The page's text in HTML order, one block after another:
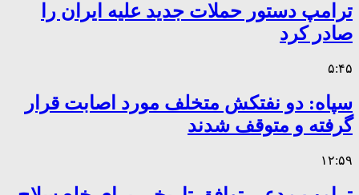
ترامپ دستور حملات جدید علیه ایران را
صادر کرد
۵:۴۵
سپاه: دو نفتکش متخلف مورد اصابت قرار
گرفته و متوقف شدند
۱۲:۵۹